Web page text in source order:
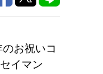
お祝いコ
イマン